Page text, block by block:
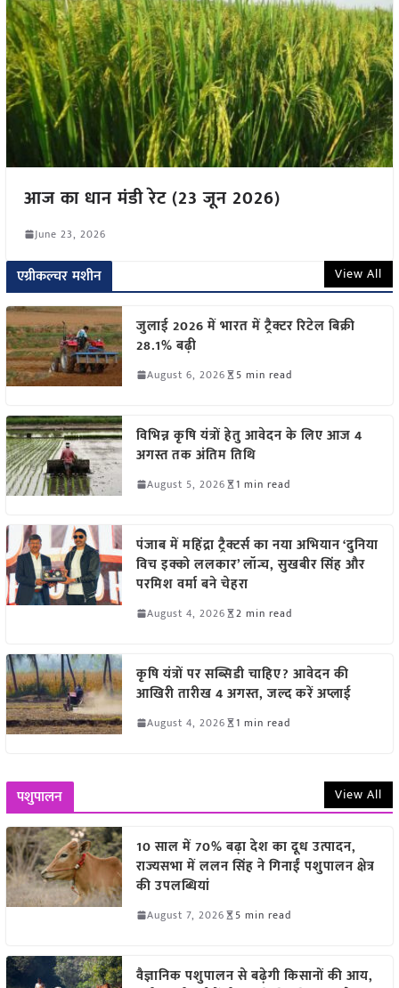
आज का धान मंडी रेट (23 जून 2026)
June 23, 2026
एग्रीकल्चर मशीन View All
जुलाई 2026 में भारत में ट्रैक्टर रिटेल बिक्री
28.1% बढ़ी
August 6, 2026 5 min read
विभिन्न कृषि यंत्रों हेतु आवेदन के लिए आज 4
अगस्त तक अंतिम तिथि
August 5, 2026 1 min read
पंजाब में महिंद्रा ट्रैक्टर्स का नया अभियान ‘दुनिया
विच इक्को ललकार’ लॉन्च, सुखबीर सिंह और
परमिश वर्मा बने चेहरा
August 4, 2026 2 min read
कृषि यंत्रों पर सब्सिडी चाहिए? आवेदन की
आखिरी तारीख 4 अगस्त, जल्द करें अप्लाई
August 4, 2026 1 min read
पशुपालन View All
10 साल में 70% बढ़ा देश का दूध उत्पादन,
राज्यसभा में ललन सिंह ने गिनाईं पशुपालन क्षेत्र
की उपलब्धियां
August 7, 2026 5 min read
वैज्ञानिक पशुपालन से बढ़ेगी किसानों की आय,